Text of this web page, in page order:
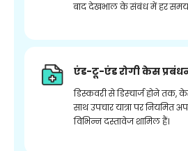
बाद देखभाल के संबंध में हर समय
एंड-टू-एंड रोगी केस
डिस्कवरी से डिस्चार्ज होने
साथ उपचार यात्रा पर नियमित
विभिन्न दस्तावेज शामिल हैं।